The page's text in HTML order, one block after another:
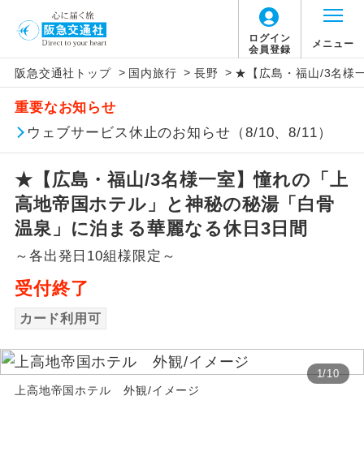
ログイン
会員登録
メニュー
阪急交通社トップ > 国内旅行 > 長野 > ★【広島・福山/3名様
重要なお知らせ
ウェブサービス休止のお知らせ（8/10、8/11）
★【広島・福山/3名様一室】憧れの「上
高地帝国ホテル」と神秘の秘湯「白骨
温泉」に泊まる華麗なる休日3日間
～各出発日10組様限定～
受付終了
カード利用可
1/10
上高地帝国ホテル 外観/イメージ
アイコン 説明
添乗員同行
往路出発空港（駅）から復路到着空港
（駅）まで同行します。
現地添乗員同
行
現地到着空港（駅）から最終日出発空港
（駅）まで添乗員が同行します。
バスガイド乗
務
バスガイドが乗務し、車内での観光案内
があります。
新コース
然遺産を訪ねるコースです。
絶景 絶景スポットに立ち寄るコースです。